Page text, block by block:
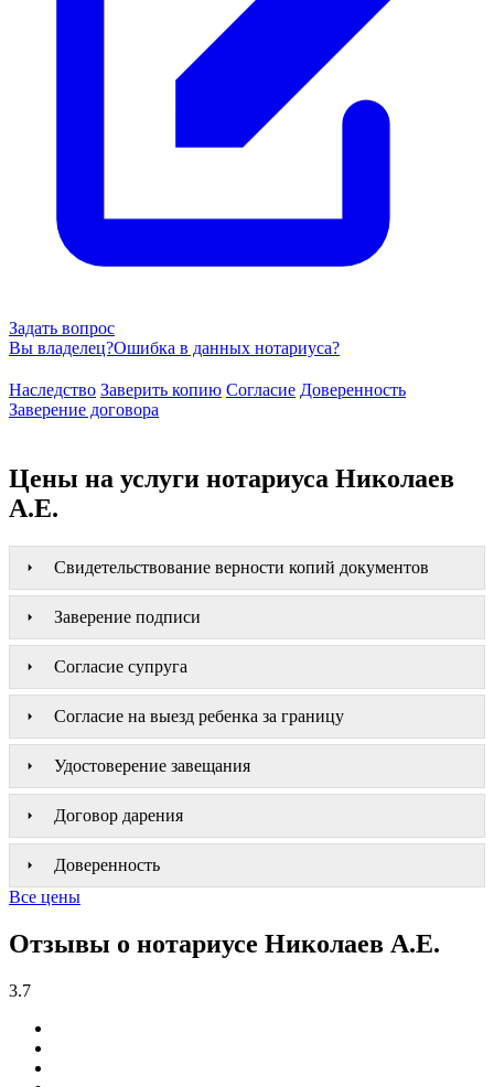
Задать вопрос
Вы владелец?Ошибка в данных нотариуса?
Наследство Заверить копию Согласие Доверенность
Заверение договора
Цены на услуги нотариуса Николаев
А.Е.
Свидетельствование верности копий документов
Заверение подписи
Согласие супруга
Согласие на выезд ребенка за границу
Удостоверение завещания
Договор дарения
Доверенность
Все цены
Отзывы о нотариусе Николаев А.Е.
3.7